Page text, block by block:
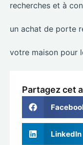
recherches et à
un achat de porte
votre maison pour
Partagez cet
LinkedIn